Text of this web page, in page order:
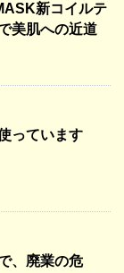
新コイルテ
美肌への近道
っています
、廃業の危